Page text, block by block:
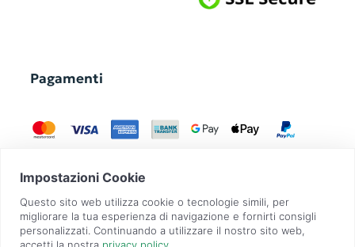
Pagamenti
GadgetZilla è un Brand di Overbi S.r.l.| realizzato con Contit
| © 2026 Tutti
i diritti riservati | P.IVA: 09351560967